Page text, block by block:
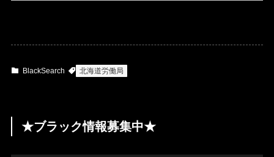
BlackSearch 北海道労働局
★ブラック情報募集中★